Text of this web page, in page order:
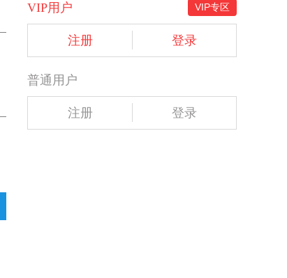
VIP专区
VIP用户
注册 登录
普通用户
注册 登录